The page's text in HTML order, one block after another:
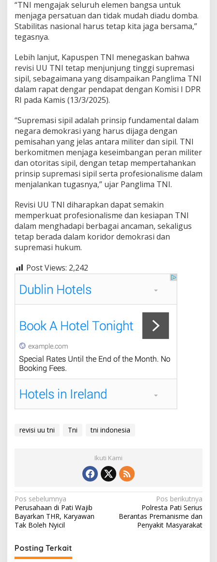
“TNI mengajak seluruh elemen bangsa untuk
menjaga persatuan dan tidak mudah diadu domba.
Stabilitas nasional harus tetap kita jaga bersama,”
tegasnya.
Lebih lanjut, Kapuspen TNI menegaskan bahwa
revisi UU TNI tetap menjunjung tinggi supremasi
sipil, sebagaimana yang disampaikan Panglima TNI
dalam rapat dengar pendapat dengan Komisi I DPR
RI pada Kamis (13/3/2025).
“Supremasi sipil adalah prinsip fundamental dalam
negara demokrasi yang harus dijaga dengan
pemisahan yang jelas antara militer dan sipil. TNI
berkomitmen menjaga keseimbangan peran militer
dan otoritas sipil, dengan tetap mempertahankan
prinsip supremasi sipil serta profesionalisme dalam
menjalankan tugasnya,” ujar Panglima TNI.
Revisi UU TNI diharapkan dapat semakin
memperkuat profesionalisme dan kesiapan TNI
dalam menghadapi berbagai ancaman, sekaligus
tetap berada dalam koridor demokrasi dan
supremasi hukum.
Post Views: 2,242
revisi uu tni Tni tni indonesia
Ikuti Kami
N
a
v
i
g
Pos sebelumnya
Perusahaan di Pati Wajib
Bayarkan THR, Karyawan
Tak Boleh Nyicil
Pos berikutnya
Polresta Pati Serius
Berantas Premanisme dan
Penyakit Masyarakat
Posting Terkait